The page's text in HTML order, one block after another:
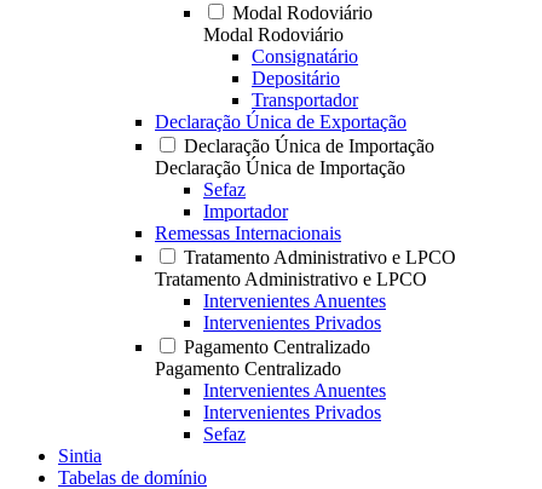
Modal Rodoviário
Modal Rodoviário
Consignatário
Depositário
Transportador
Declaração Única de Exportação
Declaração Única de Importação
Declaração Única de Importação
Sefaz
Importador
Remessas Internacionais
Tratamento Administrativo e LPCO
Tratamento Administrativo e LPCO
Intervenientes Anuentes
Intervenientes Privados
Pagamento Centralizado
Pagamento Centralizado
Intervenientes Anuentes
Intervenientes Privados
Sefaz
Sintia
Tabelas de domínio